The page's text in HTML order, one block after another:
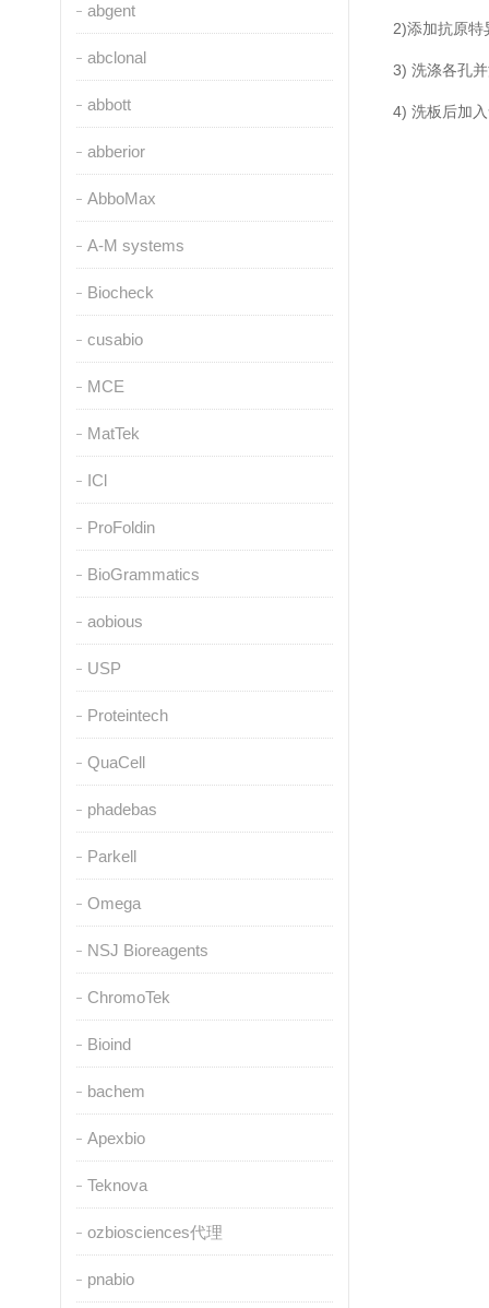
abgent
abclonal
abbott
abberior
AbboMax
A-M systems
Biocheck
cusabio
MCE
MatTek
ICl
ProFoldin
BioGrammatics
aobious
USP
Proteintech
QuaCell
phadebas
Parkell
Omega
NSJ Bioreagents
ChromoTek
Bioind
bachem
Apexbio
Teknova
ozbiosciences代理
pnabio
2)添加抗原特
3) 洗涤各孔
4) 洗板后加